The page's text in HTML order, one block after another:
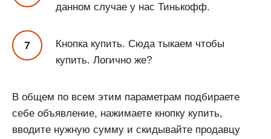
данном случае у нас Тинькофф.
Кнопка купить. Сюда тыкаем чтобы
купить. Логично же?
В общем по всем этим параметрам подбираете
себе объявление, нажимаете кнопку купить,
вводите нужную сумму и скидывайте продавцу